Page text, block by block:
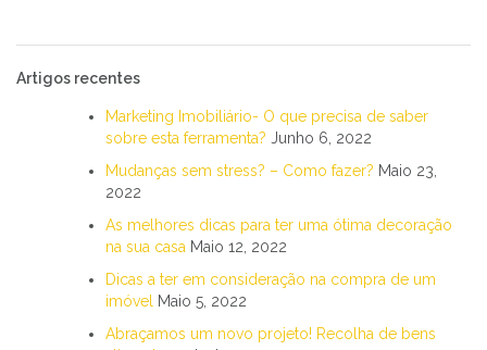
Artigos recentes
Marketing Imobiliário- O que precisa de saber
sobre esta ferramenta? Junho 6, 2022
Mudanças sem stress? – Como fazer? Maio 23,
2022
As melhores dicas para ter uma ótima decoração
na sua casa Maio 12, 2022
Dicas a ter em consideração na compra de um
imóvel
Maio 5, 2022
Abraçamos um novo projeto! Recolha de bens